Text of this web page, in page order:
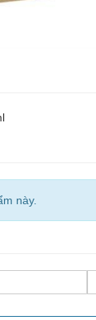
này.